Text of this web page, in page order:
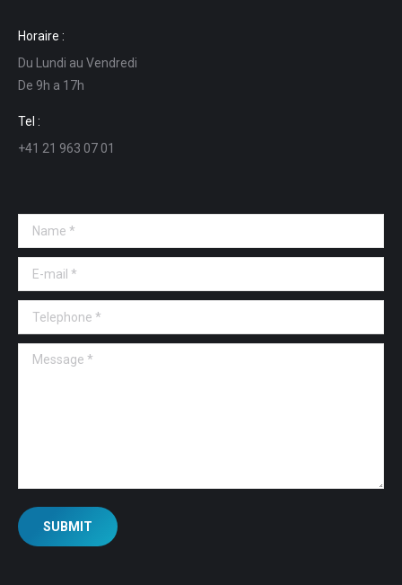
opens
in
new
window
opens
in
new
in
in
Horaire :
Du Lundi au Vendredi
De 9h a 17h
Tel :
+41 21 963 07 01
Name *
E-mail *
Telephone *
Message *
SUBMIT